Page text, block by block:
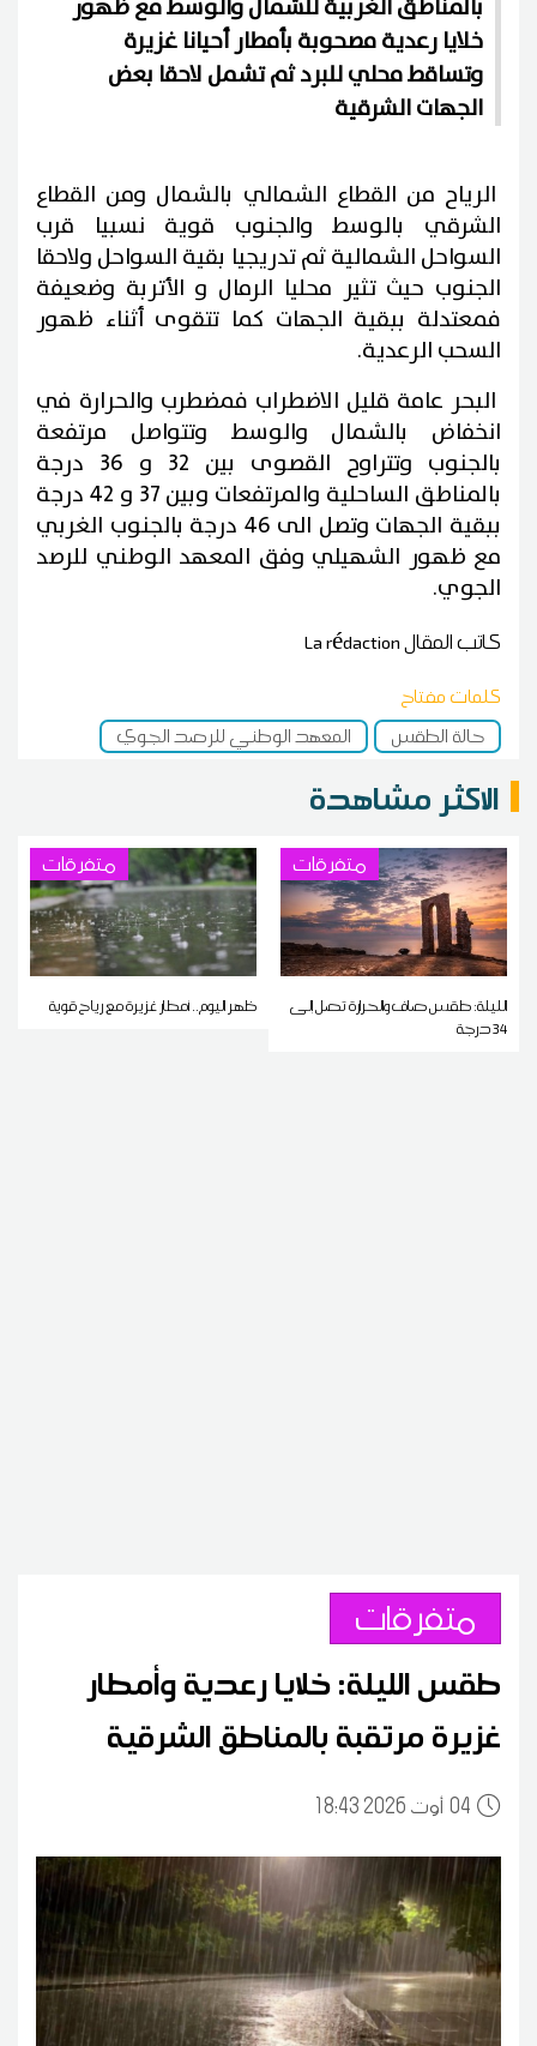
بالمناطق الغربية للشمال والوسط مع ظهور
خلايا رعدية مصحوبة بأمطار أحيانا غزيرة
وتساقط محلي للبرد ثم تشمل لاحقا بعض
الجهات الشرقية
الرياح من القطاع الشمالي بالشمال ومن القطاع
الشرقي بالوسط والجنوب قوية نسبيا قرب
السواحل الشمالية ثم تدريجيا بقية السواحل ولاحقا
الجنوب حيث تثير محليا الرمال و الأتربة وضعيفة
فمعتدلة ببقية الجهات كما تتقوى أثناء ظهور
السحب الرعدية.
البحر عامة قليل الاضطراب فمضطرب والحرارة في
انخفاض بالشمال والوسط وتتواصل مرتفعة
بالجنوب وتتراوح القصوى بين 32 و 36 درجة
بالمناطق الساحلية والمرتفعات وبين 37 و 42 درجة
ببقية الجهات وتصل الى 46 درجة بالجنوب الغربي
مع ظهور الشهيلي وفق المعهد الوطني للرصد
الجوي.
كاتب المقالLa rédaction
كلمات مفتاح
حالة الطقس
المعهد الوطني للرصد الجوي
الاكثر مشاهدة
متفرقات
الليلة: طقس صاف والحرارة تصل إلى
34 درجة
متفرقات
ظهر اليوم.. أمطار غزيرة مع رياح قوية
متفرقات
طقس الليلة: خلايا رعدية وأمطار
غزيرة مرتقبة بالمناطق الشرقية
0418:43 2026 أوت